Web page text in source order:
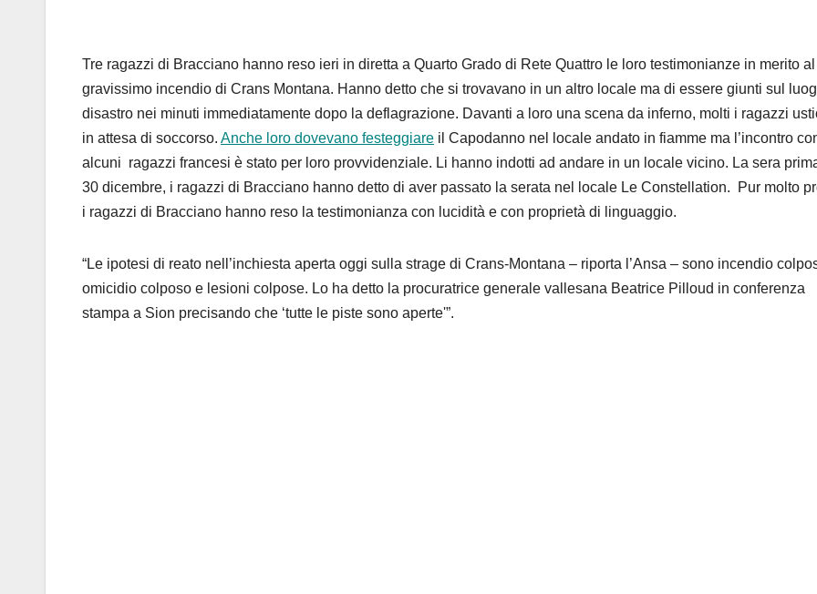
Tre ragazzi di Bracciano hanno reso ieri in diretta a Quarto Grado di Rete Quattro le loro testimonianze in merito al
gravissimo incendio di Crans Montana. Hanno detto che si trovavano in un altro locale ma di essere giunti sul
disastro nei minuti immediatamente dopo la deflagrazione. Davanti a loro una scena da inferno, molti i ragazzi
in attesa di soccorso. Anche loro dovevano festeggiare il Capodanno nel locale andato in fiamme ma l’incontro
alcuni ragazzi francesi è stato per loro provvidenziale. Li hanno indotti ad andare in un locale vicino. La sera
30 dicembre, i ragazzi di Bracciano hanno detto di aver passato la serata nel locale Le Constellation. Pur molto
i ragazzi di Bracciano hanno reso la testimonianza con lucidità e con proprietà di linguaggio.
“Le ipotesi di reato nell’inchiesta aperta oggi sulla strage di Crans-Montana – riporta l’Ansa – sono incendio
omicidio colposo e lesioni colpose. Lo ha detto la procuratrice generale vallesana Beatrice Pilloud in conferenza
stampa a Sion precisando che ‘tutte le piste sono aperte'”.